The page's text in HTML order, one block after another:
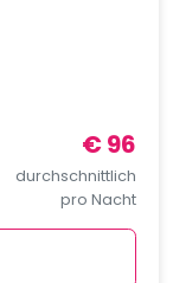
€ 96
durchschnittlich
pro Nacht